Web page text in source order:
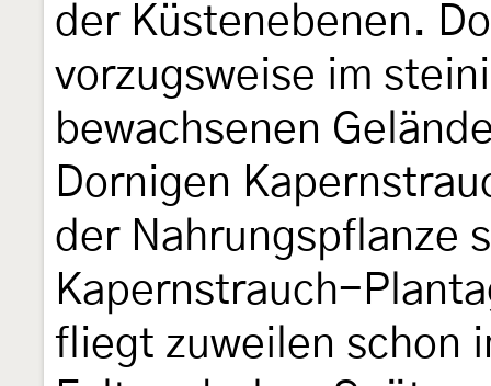
der Küstenebenen.
vorzugsweise im
bewachsenen
Dornigen
der Nahrungspflanze
Kapernstrauch-
fliegt zuweilen schon